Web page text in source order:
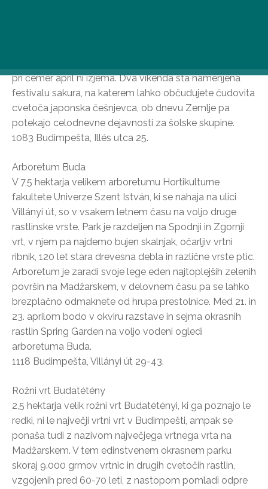
pri čemer april ni izjema. Dva vikenda sta namenjena
festivalu sakura, na katerem lahko občudujete čudovita
cvetoča japonska češnjevca, ob dnevu Zemlje pa
potekajo celodnevne dejavnosti za šolske skupine.
1083 Budimpešta, Illés utca 25.
Arboretum Buda
V 7,5 hektarja velikem arboretumu Hortikulturne
fakultete Univerze Szent István, ki se nahaja na ulici
Villányi út, so v vsakem letnem času na voljo druge
rastlinske vrste. Park je razdeljen na Spodnji in Zgornji
vrt, v njem pa najdemo bujen skalnjak, očarljiv vrtni
ribnik, 120 let stara drevesna debla in različne vrste ptic.
Arboretum je zaradi svoje lege eden najtoplejših zelenih
površin na Madžarskem, v delovnem času pa se lahko
brezplačno odmaknete od hrupa prestolnice. Med 21. in
23. aprilom bodo v okviru razstave in sejma okrasnih
rastlin Spring Garden na voljo vodeni ogledi
arboretuma Buda.
1118 Budimpešta, Villányi út 29-43.
Rožni vrt Budatétény
2,5 hektarja velik rožni vrt Budatétényi, ki ga poznajo le
redki, ni le največji vrtni vrt v Budimpešti, ampak se
ponaša tudi z nazivom največjega vrtnega vrta na
Madžarskem. V tem edinstvenem okrasnem parku
skoraj 9.000 grmov vrtnic in drugih cvetočih rastlin,
vzgojenih pred 60-70 leti, z nastopom pomladi odpre